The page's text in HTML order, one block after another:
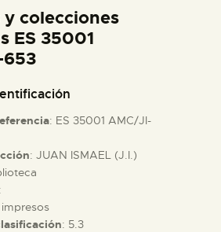
colecciones
ES 35001
: ES 35001 AMC/JI-
: JUAN ISMAEL (J.I.)
:
: 5.3